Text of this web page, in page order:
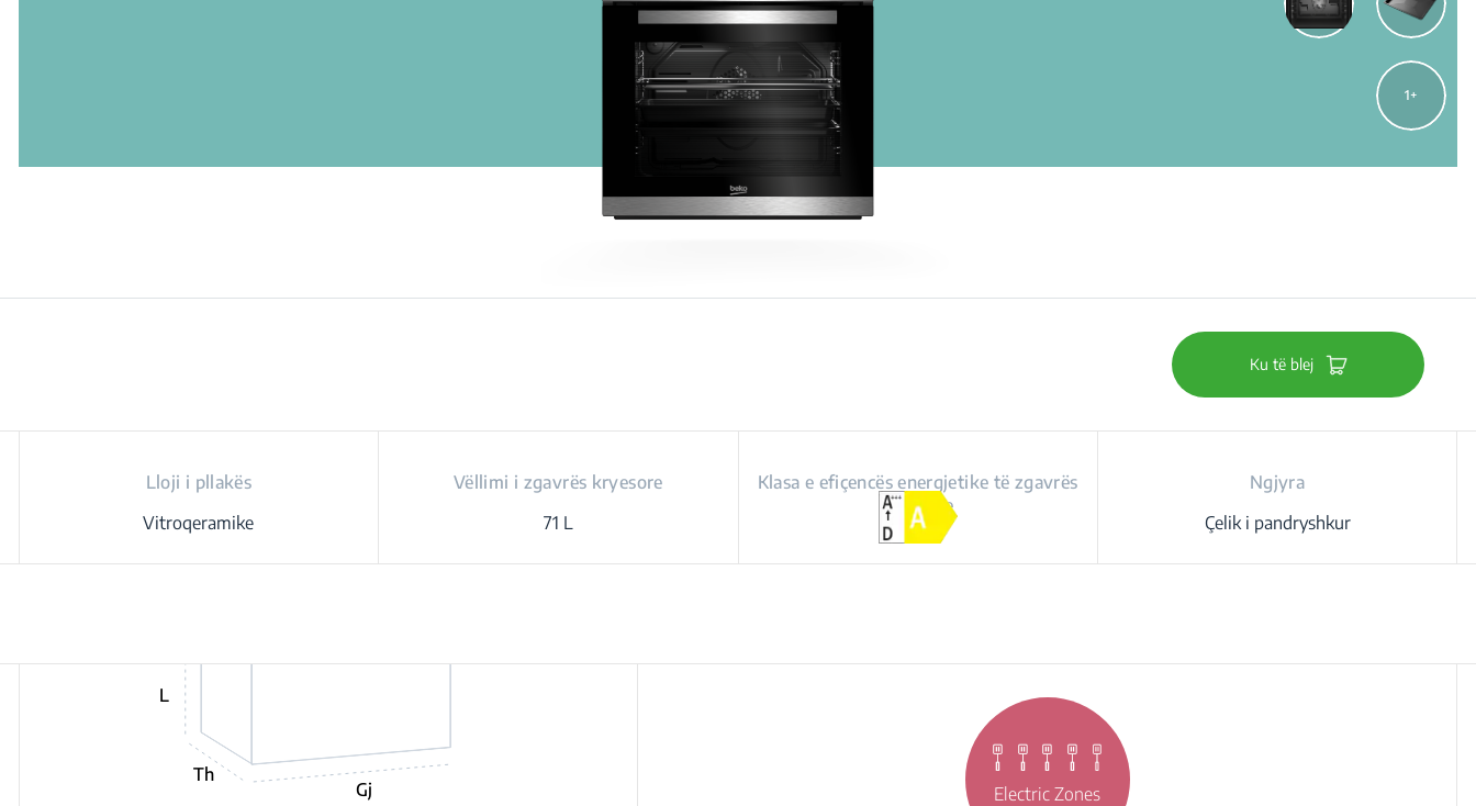
1
Ku të blej
Lloji i pllakës
Vitroqeramike
Vëllimi i zgavrës kryesore
71 L
Klasa e efiçencës energjetike të zgavrës
kryesore
Ngjyra
Çelik i pandryshkur
L
Th
Gj Electric Zones